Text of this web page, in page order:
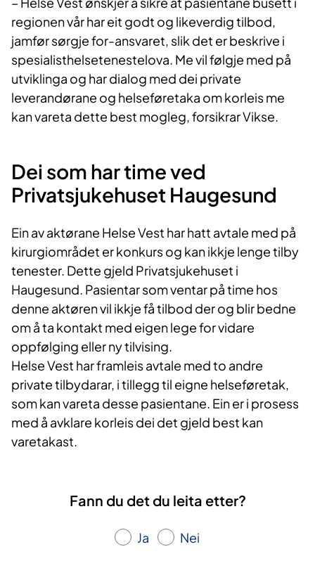
regionen vår har eit godt og likeverdig tilbod,
jamfør sørgje for-ansvaret, slik det er beskrive i
spesialisthelsetenestelova. Me vil følgje med på
utviklinga og har dialog med dei private
leverandørane og helseføretaka om korleis me
kan vareta dette best mogleg, forsikrar Vikse.
Dei som har time ved​​
Privatsjukehuset Haugesund
Ein av aktørane Helse Vest har hatt avtale med på
kirurgiområdet er konkurs og kan ikkje lenge tilby
tenester. Dette gjeld Privatsjukehuset i
Haugesund. Pasientar som ventar på time hos
denne aktøren vil ikkje få tilbod der og blir bedne
om å ta kontakt med eigen lege for vidare
oppfølging eller ny tilvising.
Helse Vest har framleis avtale med to andre
private tilbydarar, i tillegg til eigne helseføretak,
som kan vareta desse pasientane. Ein er i prosess
med å avklare korleis dei det gjeld best kan
varetakast.
Fann du det du leita etter?
Ja Nei